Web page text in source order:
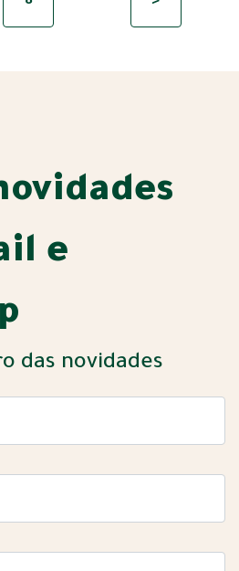
e
das novidades